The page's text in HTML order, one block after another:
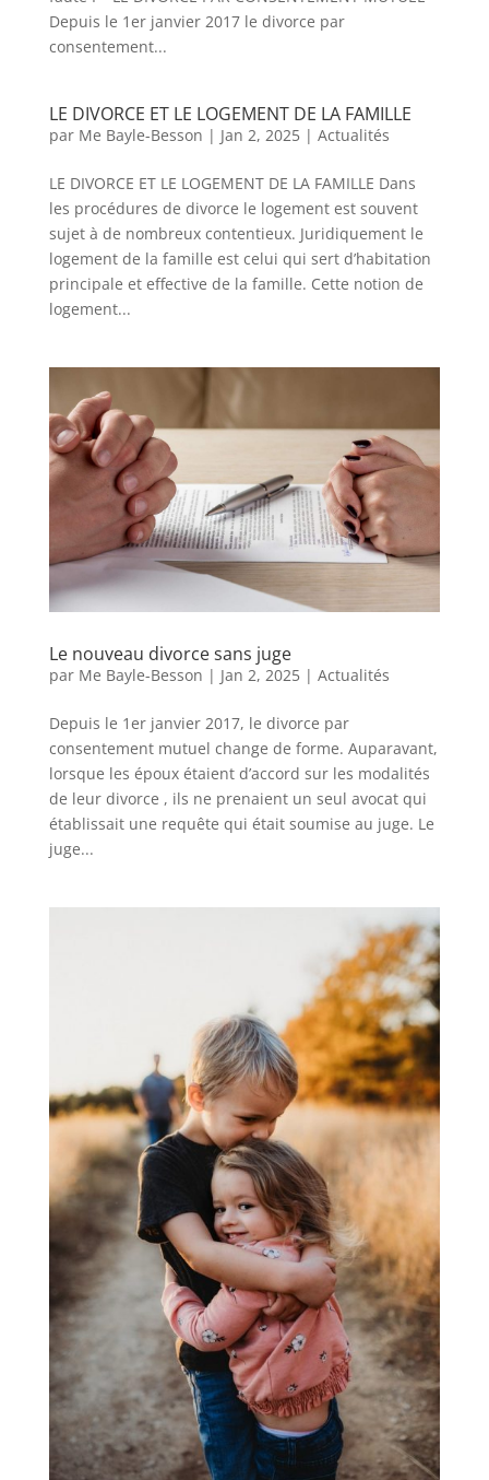
Depuis le 1er janvier 2017 le divorce par
consentement...
LE DIVORCE ET LE LOGEMENT DE LA FAMILLE
par Me Bayle-Besson | Jan 2, 2025| Actualités
LE DIVORCE ET LE LOGEMENT DE LA FAMILLE Dans
les procédures de divorce le logement est souvent
sujet à de nombreux contentieux. Juridiquement le
logement de la famille est celui qui sert d’habitation
principale et effective de la famille. Cette notion de
logement...
Le nouveau divorce sans juge
par Me Bayle-Besson | Jan 2, 2025| Actualités
Depuis le 1er janvier 2017, le divorce par
consentement mutuel change de forme. Auparavant,
lorsque les époux étaient d’accord sur les modalités
de leur divorce , ils ne prenaient un seul avocat qui
établissait une requête qui était soumise au juge. Le
juge...